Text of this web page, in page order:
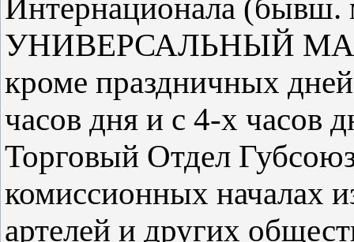
Интернационала (бывш.
УНИВЕРСАЛЬНЫЙ
кроме праздничных
часов дня и с 4-х часов
Торговый Отдел
комиссионных началах
артелей и других